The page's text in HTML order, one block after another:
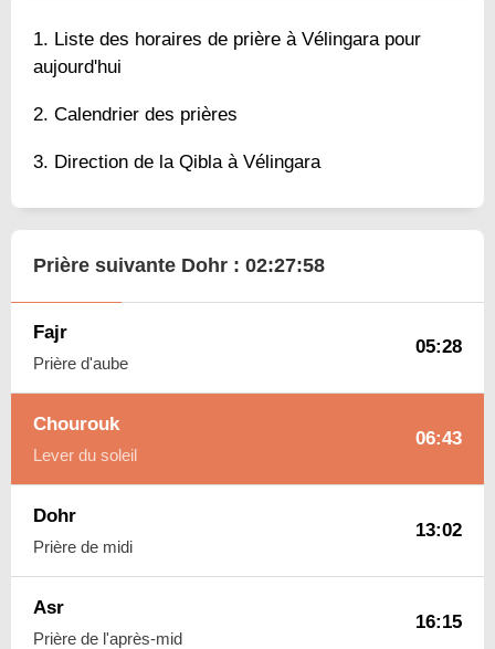
Liste des horaires de prière à Vélingara pour
aujourd'hui
Calendrier des prières
Direction de la Qibla à Vélingara
Prière suivante Dohr : 02:27:57
Fajr
Prière d'aube
05:28
Chourouk
Lever du soleil
06:43
Dohr
Prière de midi
13:02
Asr
Prière de l'après-mid
16:15